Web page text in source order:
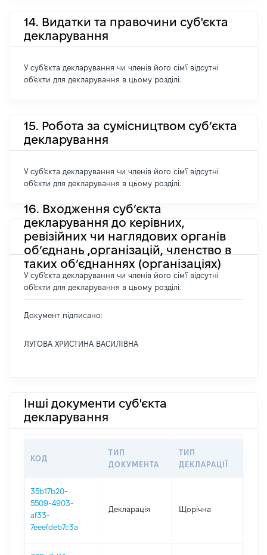
14. Видатки та правочини суб'єкта
декларування
У суб'єкта декларування чи членів його сім'ї відсутні
об'єкти для декларування в цьому розділі.
15. Робота за сумісництвом суб’єкта
декларування
У суб'єкта декларування чи членів його сім'ї відсутні
об'єкти для декларування в цьому розділі.
16. Входження суб’єкта
декларування до керівних,
ревізійних чи наглядових органів
об’єднань ,організацій, членство в
таких об’єднаннях (організаціях)
У суб'єкта декларування чи членів його сім'ї відсутні
об'єкти для декларування в цьому розділі.
Документ підписано:
ЛУГОВА ХРИСТИНА ВАСИЛІВНА
Інші документи суб'єкта
декларування
КОД
ТИП
ДОКУМЕНТА
ТИП
ДЕКЛАРАЦІЇ
35b17b20-
5509-4903-
af33-
7eeefdeb7c3a
Декларація Щорічна